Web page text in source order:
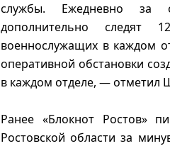
службы. Ежедневно за
дополнительно следят
военнослужащих в каждом
оперативной обстановки
в каждом отделе, — отметил
Ранее «Блокнот Ростов»
Ростовской области за